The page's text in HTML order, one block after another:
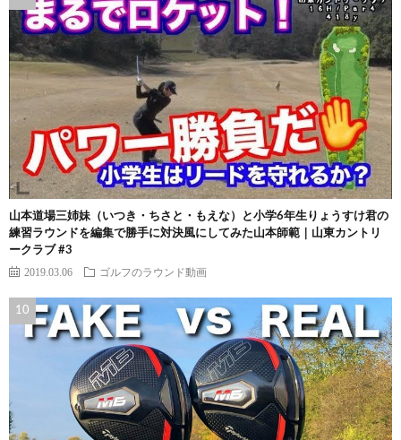
山本道場三姉妹（いつき・ちさと・もえな）と小学6年生りょうすけ君の
練習ラウンドを編集で勝手に対決風にしてみた山本師範｜山東カントリ
ークラブ #3
2019.03.06 ゴルフのラウンド動画